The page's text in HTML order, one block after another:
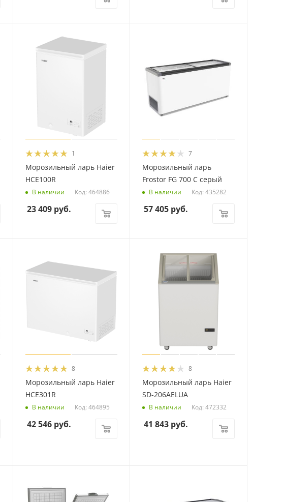
1
Морозильный ларь Haier
HCE100R
В наличии Код: 464886
23 409руб.
7
Морозильный ларь
Frostor FG 700 С серый
В наличии Код: 435282
57 405 руб.
8
Морозильный ларь Haier
HCE301R
В наличии Код: 464895
42 546руб.
8
Морозильный ларь Haier
SD-206AELUA
В наличии Код: 472332
41 843 руб.